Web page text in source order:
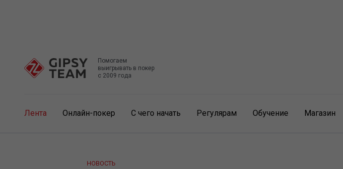
Помогаем
выигрывать в покер
с 2009 года
Лента Онлайн-покер С чего начать Регулярам Обучение Магазин
НОВОСТЬ